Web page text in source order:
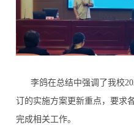
李鸽在总结中强调了我校
订的实施方案更新重点，要求
完成相关工作。